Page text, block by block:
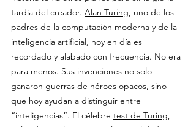
tardía del creador. Alan Turing, uno de los
padres de la computación moderna y de la
inteligencia artificial, hoy en día es
recordado y alabado con frecuencia. No era
para menos. Sus invenciones no solo
ganaron guerras de héroes opacos, sino
que hoy ayudan a distinguir entre
“inteligencias”. El célebre test de Turing,